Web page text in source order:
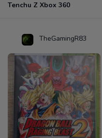
Tenchu Z Xbox 360
TheGamingR83